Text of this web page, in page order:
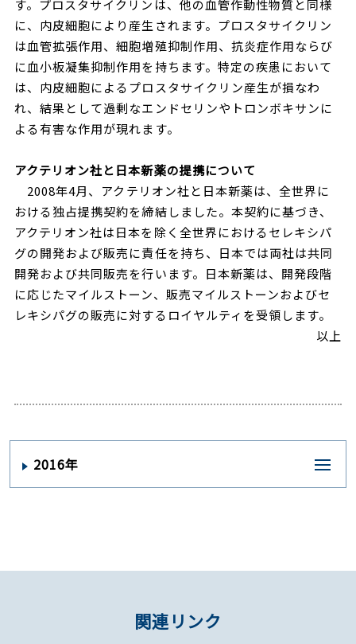
す。プロスタサイクリンは、他の血管作動性物質と同様
に、内皮細胞により産生されます。プロスタサイクリン
は血管拡張作用、細胞増殖抑制作用、抗炎症作用ならび
に血小板凝集抑制作用を持ちます。特定の疾患において
は、内皮細胞によるプロスタサイクリン産生が損なわ
れ、結果として過剰なエンドセリンやトロンボキサンに
よる有害な作用が現れます。
アクテリオン社と日本新薬の提携について
2008年4月、アクテリオン社と日本新薬は、全世界に
おける独占提携契約を締結しました。本契約に基づき、
アクテリオン社は日本を除く全世界におけるセレキシパ
グの開発および販売に責任を持ち、日本では両社は共同
開発および共同販売を行います。日本新薬は、開発段階
に応じたマイルストーン、販売マイルストーンおよびセ
レキシパグの販売に対するロイヤルティを受領します。
以上
2016年
関連リンク